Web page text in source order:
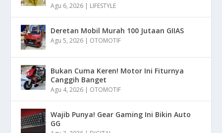
Agu 6, 2026 | LIFESTYLE
Deretan Mobil Murah 100 Jutaan GIIAS
Agu 5, 2026 | OTOMOTIF
Bukan Cuma Keren! Motor Ini Fiturnya
Canggih Banget
Agu 4, 2026 | OTOMOTIF
Wajib Punya! Gear Gaming Ini Bikin Auto
GG